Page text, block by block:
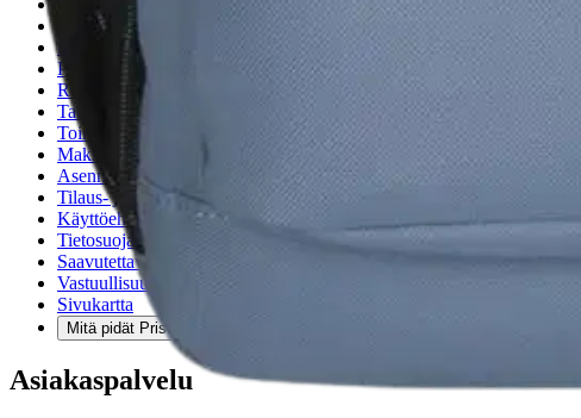
Ensitilaajan pikaopas
Myymälänouto
Palautukset
Reklamaatio
Takuu ja huolto
Toimitustavat
Maksutavat
Asennuspalvelut
Tilaus- ja toimitusehdot
Käyttöehdot
Tietosuojakäytäntö
Saavutettavuus
Vastuullisuus
Sivukartta
Mitä pidät Prisma.fi-verkkokaupasta?
Asiakaspalvelu